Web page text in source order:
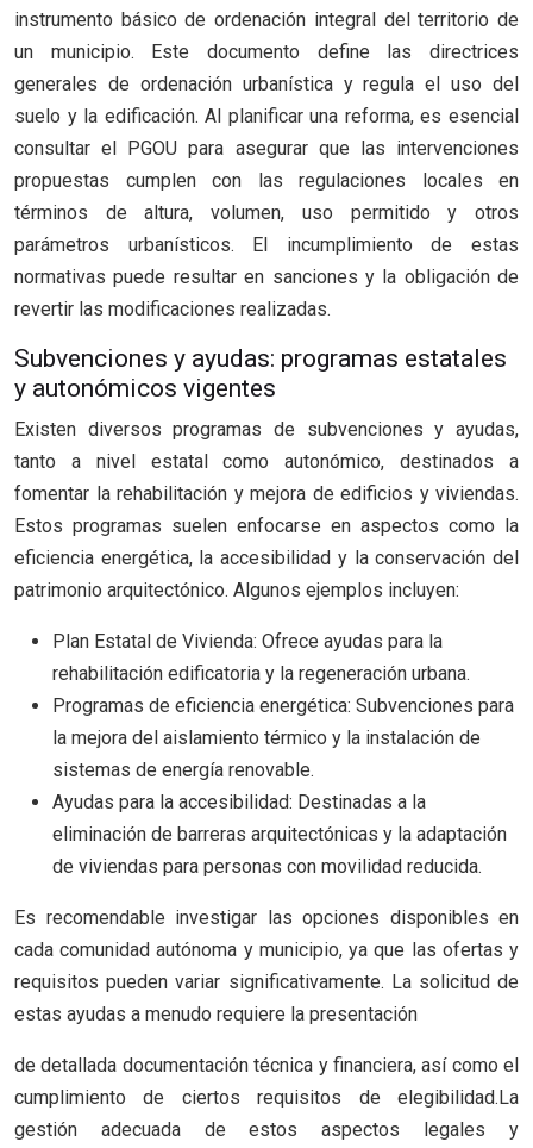
instrumento básico de ordenación integral del territorio de
un municipio. Este documento define las directrices
generales de ordenación urbanística y regula el uso del
suelo y la edificación. Al planificar una reforma, es esencial
consultar el PGOU para asegurar que las intervenciones
propuestas cumplen con las regulaciones locales en
términos de altura, volumen, uso permitido y otros
parámetros urbanísticos. El incumplimiento de estas
normativas puede resultar en sanciones y la obligación de
revertir las modificaciones realizadas.
Subvenciones y ayudas: programas estatales
y autonómicos vigentes
Existen diversos programas de subvenciones y ayudas,
tanto a nivel estatal como autonómico, destinados a
fomentar la rehabilitación y mejora de edificios y viviendas.
Estos programas suelen enfocarse en aspectos como la
eficiencia energética, la accesibilidad y la conservación del
patrimonio arquitectónico. Algunos ejemplos incluyen:
Plan Estatal de Vivienda: Ofrece ayudas para la
rehabilitación edificatoria y la regeneración urbana.
Programas de eficiencia energética: Subvenciones para
la mejora del aislamiento térmico y la instalación de
sistemas de energía renovable.
Ayudas para la accesibilidad: Destinadas a la
eliminación de barreras arquitectónicas y la adaptación
de viviendas para personas con movilidad reducida.
Es recomendable investigar las opciones disponibles en
cada comunidad autónoma y municipio, ya que las ofertas y
requisitos pueden variar significativamente. La solicitud de
estas ayudas a menudo requiere la presentación
de detallada documentación técnica y financiera, así como el
cumplimiento de ciertos requisitos de elegibilidad.La
gestión adecuada de estos aspectos legales y